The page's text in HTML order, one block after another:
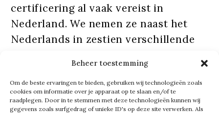
Beheer toestemming
Om de beste ervaringen te bieden, gebruiken wij technologieën zoals
cookies om informatie over je apparaat op te slaan en/of te
raadplegen. Door in te stemmen met deze technologieën kunnen wij
gegevens zoals surfgedrag of unieke ID's op deze site verwerken. Als
certificering al vaak vereist in
Nederland. We nemen ze naast het
Nederlands in zestien verschillende
Pools, Italiaans en Roemeens.’
Om de dienstverlening verder uit te